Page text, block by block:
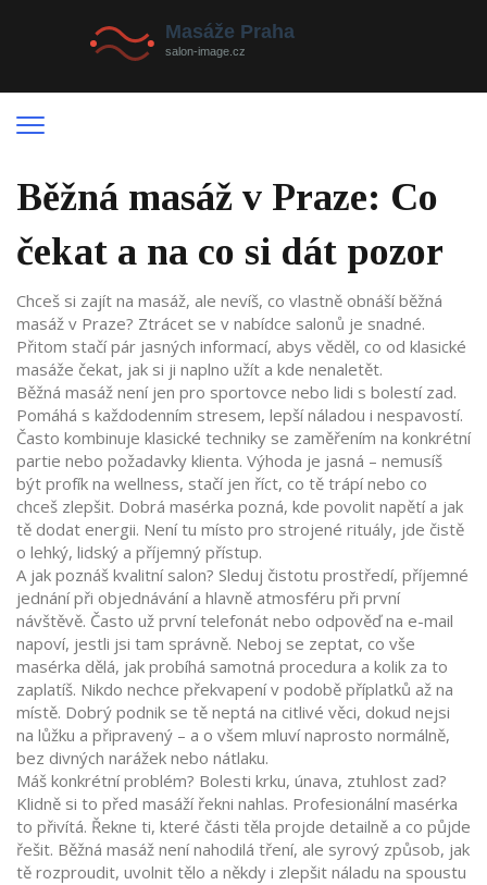
Běžná masáž v Praze: Co
čekat a na co si dát pozor
Chceš si zajít na masáž, ale nevíš, co vlastně obnáší běžná
masáž v Praze? Ztrácet se v nabídce salonů je snadné.
Přitom stačí pár jasných informací, abys věděl, co od klasické
masáže čekat, jak si ji naplno užít a kde nenaletět.
Běžná masáž není jen pro sportovce nebo lidi s bolestí zad.
Pomáhá s každodenním stresem, lepší náladou i nespavostí.
Často kombinuje klasické techniky se zaměřením na konkrétní
partie nebo požadavky klienta. Výhoda je jasná – nemusíš
být profík na wellness, stačí jen říct, co tě trápí nebo co
chceš zlepšit. Dobrá masérka pozná, kde povolit napětí a jak
tě dodat energii. Není tu místo pro strojené rituály, jde čistě
o lehký, lidský a příjemný přístup.
A jak poznáš kvalitní salon? Sleduj čistotu prostředí, příjemné
jednání při objednávání a hlavně atmosféru při první
návštěvě. Často už první telefonát nebo odpověď na e-mail
napoví, jestli jsi tam správně. Neboj se zeptat, co vše
masérka dělá, jak probíhá samotná procedura a kolik za to
zaplatíš. Nikdo nechce překvapení v podobě příplatků až na
místě. Dobrý podnik se tě neptá na citlivé věci, dokud nejsi
na lůžku a připravený – a o všem mluví naprosto normálně,
bez divných narážek nebo nátlaku.
Máš konkrétní problém? Bolesti krku, únava, ztuhlost zad?
Klidně si to před masáží řekni nahlas. Profesionální masérka
to přivítá. Řekne ti, které části těla projde detailně a co půjde
řešit. Běžná masáž není nahodilá tření, ale syrový způsob, jak
tě rozproudit, uvolnit tělo a někdy i zlepšit náladu na spoustu